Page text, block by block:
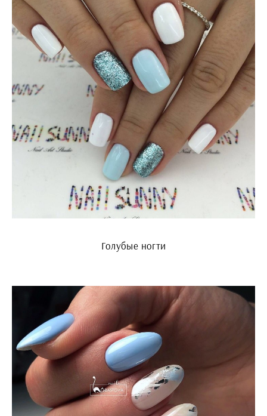
Голубые ногти